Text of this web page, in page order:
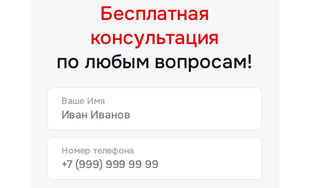
Бесплатная
консультация
по любым вопросам!
Ваше Имя
Номер телефона